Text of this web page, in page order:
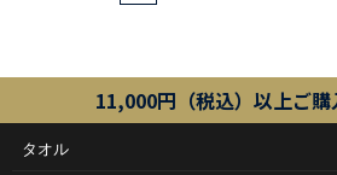
11,000円（税込）以上ご
タオル